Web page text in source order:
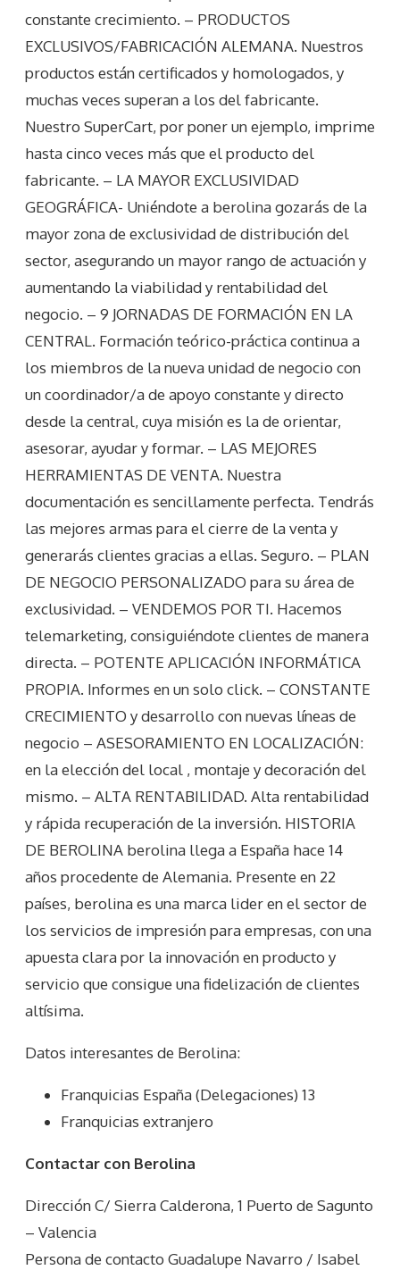
constante crecimiento. – PRODUCTOS
EXCLUSIVOS/FABRICACIÓN ALEMANA. Nuestros
productos están certificados y homologados, y
muchas veces superan a los del fabricante.
Nuestro SuperCart, por poner un ejemplo, imprime
hasta cinco veces más que el producto del
fabricante. – LA MAYOR EXCLUSIVIDAD
GEOGRÁFICA- Uniéndote a berolina gozarás de la
mayor zona de exclusividad de distribución del
sector, asegurando un mayor rango de actuación y
aumentando la viabilidad y rentabilidad del
negocio. – 9 JORNADAS DE FORMACIÓN EN LA
CENTRAL. Formación teórico-práctica continua a
los miembros de la nueva unidad de negocio con
un coordinador/a de apoyo constante y directo
desde la central, cuya misión es la de orientar,
asesorar, ayudar y formar. – LAS MEJORES
HERRAMIENTAS DE VENTA. Nuestra
documentación es sencillamente perfecta. Tendrás
las mejores armas para el cierre de la venta y
generarás clientes gracias a ellas. Seguro. – PLAN
DE NEGOCIO PERSONALIZADO para su área de
exclusividad. – VENDEMOS POR TI. Hacemos
telemarketing, consiguiéndote clientes de manera
directa. – POTENTE APLICACIÓN INFORMÁTICA
PROPIA. Informes en un solo click. – CONSTANTE
CRECIMIENTO y desarrollo con nuevas líneas de
negocio – ASESORAMIENTO EN LOCALIZACIÓN:
en la elección del local , montaje y decoración del
mismo. – ALTA RENTABILIDAD. Alta rentabilidad
y rápida recuperación de la inversión. HISTORIA
DE BEROLINA berolina llega a España hace 14
años procedente de Alemania. Presente en 22
países, berolina es una marca lider en el sector de
los servicios de impresión para empresas, con una
apuesta clara por la innovación en producto y
servicio que consigue una fidelización de clientes
altísima.
Datos interesantes de Berolina:
Franquicias España (Delegaciones) 13
Franquicias extranjero
Contactar con Berolina
Dirección C/ Sierra Calderona, 1 Puerto de Sagunto
– Valencia
Persona de contacto Guadalupe Navarro / Isabel